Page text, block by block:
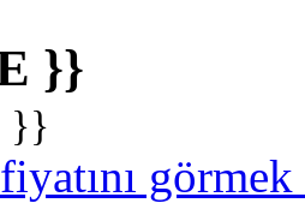
}}
}}